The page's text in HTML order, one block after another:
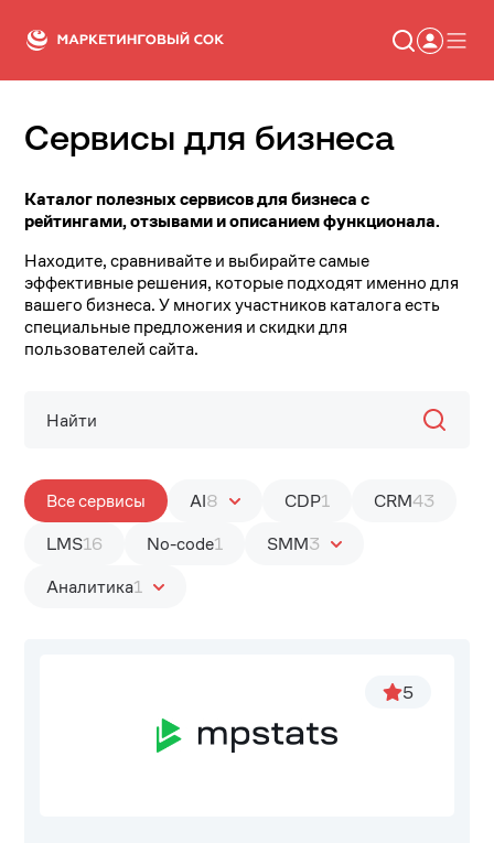
Статьи
Новости
Сервисы
Словарь
Консалтинг
Сервисы для бизнеса
Каталог полезных сервисов для бизнеса с
рейтингами, отзывами и описанием функционала.
Находите, сравнивайте и выбирайте самые
эффективные решения, которые подходят именно для
вашего бизнеса. У многих участников каталога есть
специальные предложения и скидки для
пользователей сайта.
Все сервисы AI8 CDP1 CRM43
LMS16 No-code1 SMM3
Аналитика1
5